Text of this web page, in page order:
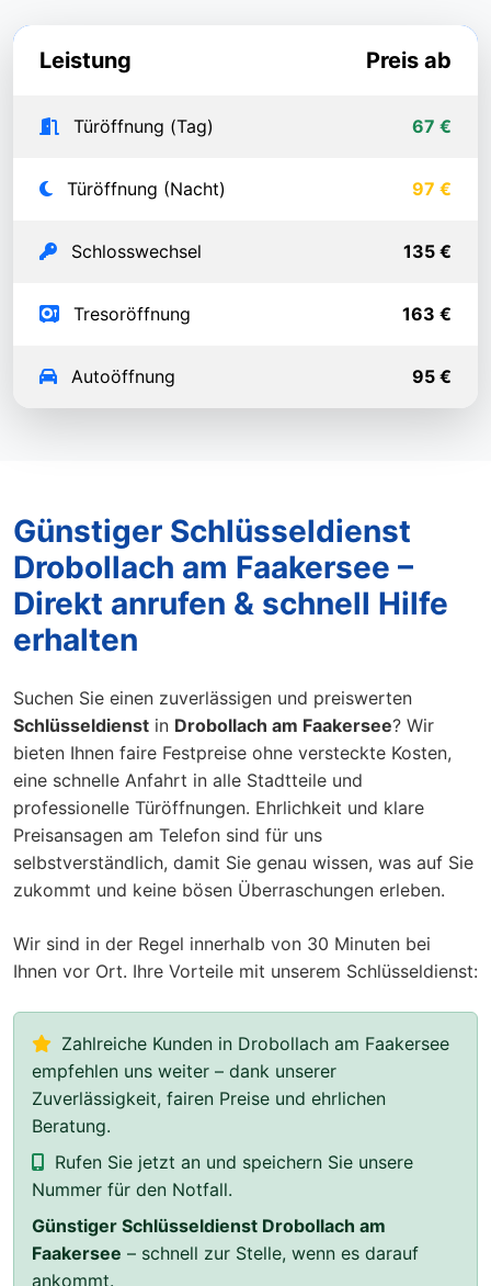
Leistung Preis ab
Türöffnung (Tag) 67 €
Türöffnung (Nacht) 97 €
Schlosswechsel 135 €
Tresoröffnung 163 €
Autoöffnung 95 €
Günstiger Schlüsseldienst
Drobollach am Faakersee –
Direkt anrufen & schnell Hilfe
erhalten
Suchen Sie einen zuverlässigen und preiswerten
Schlüsseldienst in Drobollach am Faakersee? Wir
bieten Ihnen faire Festpreise ohne versteckte Kosten,
eine schnelle Anfahrt in alle Stadtteile und
professionelle Türöffnungen. Ehrlichkeit und klare
Preisansagen am Telefon sind für uns
selbstverständlich, damit Sie genau wissen, was auf Sie
zukommt und keine bösen Überraschungen erleben.
Wir sind in der Regel innerhalb von 30 Minuten bei
Ihnen vor Ort. Ihre Vorteile mit unserem Schlüsseldienst:
Zahlreiche Kunden in Drobollach am Faakersee
empfehlen uns weiter – dank unserer
Zuverlässigkeit, fairen Preise und ehrlichen
Beratung.
Rufen Sie jetzt an und speichern Sie unsere
Nummer für den Notfall.
Günstiger Schlüsseldienst Drobollach am
Faakersee – schnell zur Stelle, wenn es darauf
ankommt.